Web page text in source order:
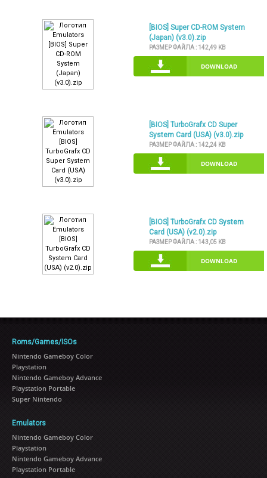
[BIOS] Super CD-ROM System
(Japan) (v3.0).zip
РАЗМЕР ФАЙЛА : 142,49 KB
DOWNLOAD
[BIOS] TurboGrafx CD Super
System Card (USA) (v3.0).zip
РАЗМЕР ФАЙЛА : 142,24 KB
DOWNLOAD
[BIOS] TurboGrafx CD System
Card (USA) (v2.0).zip
РАЗМЕР ФАЙЛА : 143,05 KB
DOWNLOAD
Roms/Games/ISOs
Nintendo Gameboy Color
Playstation
Nintendo Gameboy Advance
Playstation Portable
Super Nintendo
Emulators
Nintendo Gameboy Color
Playstation
Nintendo Gameboy Advance
Playstation Portable